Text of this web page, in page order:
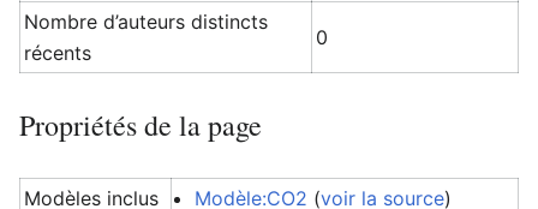
Nombre d’auteurs distincts
récents
0
Propriétés de la page
Modèles inclus Modèle:CO2 (voir la source)